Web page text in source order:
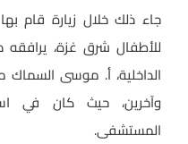
جاء ذلك خلال زيارة قام
للأطفال شرق غزة، يرافقه
الداخلية، أ. موسى السماك
وآخرين، حيث كان في
المستشفى.